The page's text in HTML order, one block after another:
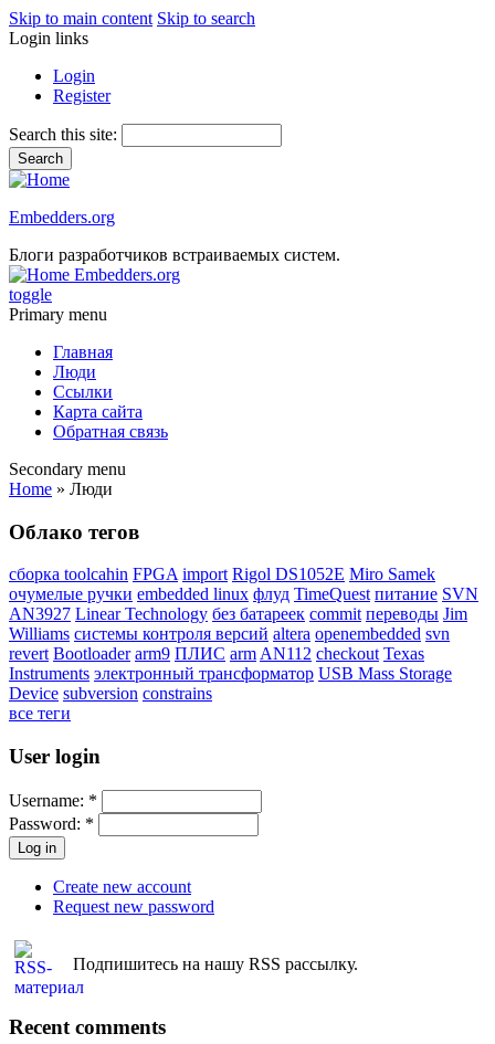
Skip to main content Skip to search
Login links
Login
Register
Search this site:
Embedders.org
Блоги разработчиков встраиваемых систем.
Embedders.org
toggle
Primary menu
Главная
Люди
Ссылки
Карта сайта
Обратная связь
Secondary menu
Home » Люди
Облако тегов
сборка toolcahin FPGA import Rigol DS1052E Miro Samek
очумелые ручки embedded linux флуд TimeQuest питание SVN
AN3927 Linear Technology без батареек commit переводы Jim
Williams системы контроля версий altera openembedded svn
revert Bootloader arm9 ПЛИС armAN112 checkout Texas
Instruments электронный трансформатор USB Mass Storage
Device subversion constrains
все теги
User login
Username: *
Password: *
Create new account
Request new password
Подпишитесь на нашу RSS рассылку.
Recent comments